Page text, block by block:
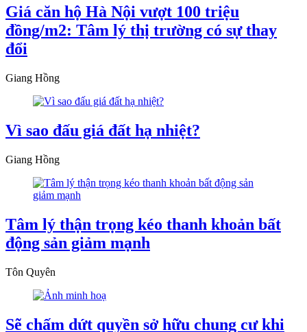
Giá căn hộ Hà Nội vượt 100 triệu
đồng/m2: Tâm lý thị trường có sự thay
đổi
Giang Hồng
Vì sao đấu giá đất hạ nhiệt?
Giang Hồng
Tâm lý thận trọng kéo thanh khoản bất
động sản giảm mạnh
Tôn Quyên
Sẽ chấm dứt quyền sở hữu chung cư khi